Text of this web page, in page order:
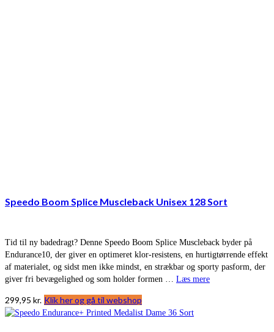
Speedo Boom Splice Muscleback Unisex 128 Sort
Tid til ny badedragt? Denne Speedo Boom Splice Muscleback byder på
Endurance10, der giver en optimeret klor-resistens, en hurtigtørrende effekt
af materialet, og sidst men ikke mindst, en strækbar og sporty pasform, der
giver fri bevægelighed og som holder formen … Læs mere
299,95 kr. Klik her og gå til webshop